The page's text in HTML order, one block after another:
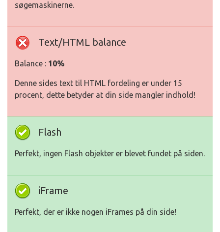
søgemaskinerne.
Text/HTML balance
Balance : 10%
Denne sides text til HTML fordeling er under 15
procent, dette betyder at din side mangler indhold!
Flash
Perfekt, ingen Flash objekter er blevet fundet på siden.
iFrame
Perfekt, der er ikke nogen iFrames på din side!